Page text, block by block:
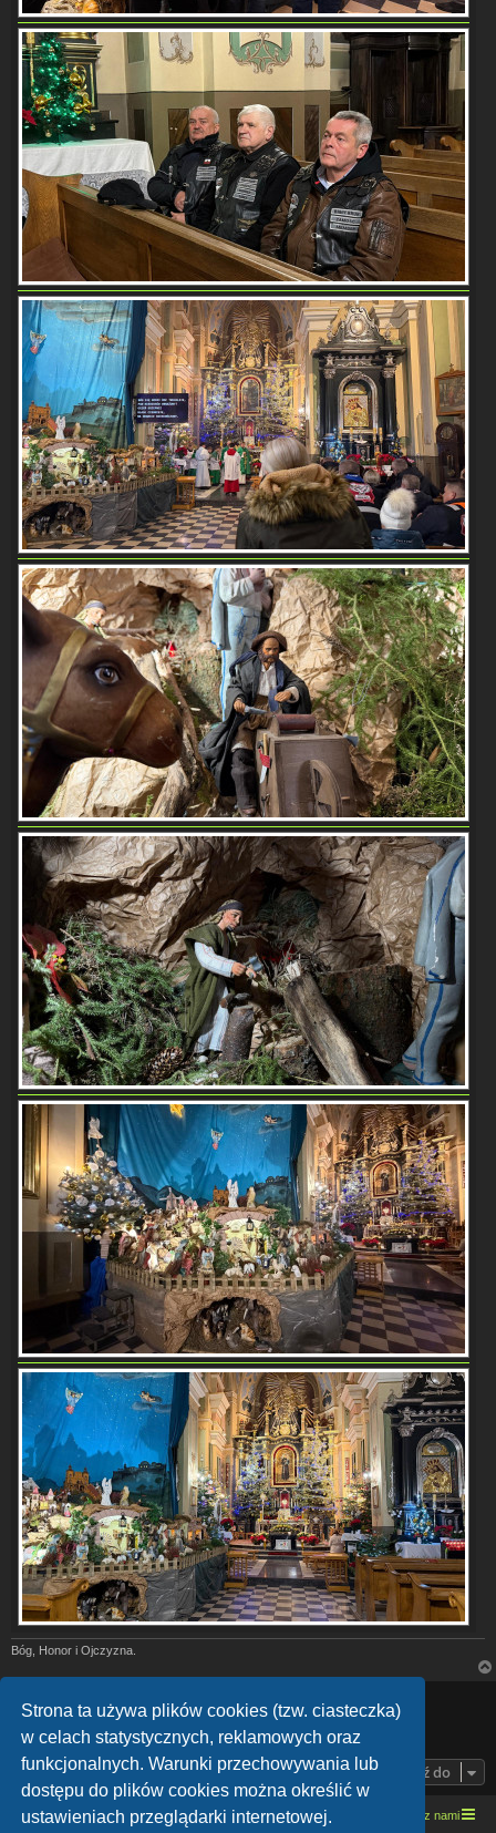
Strona ta używa plików cookies (tzw. ciasteczka)
w celach statystycznych, reklamowych oraz
funkcjonalnych. Warunki przechowywania lub
dostępu do plików cookies można określić w
ustawieniach przeglądarki internetowej.
Bóg, Honor i Ojczyzna.
ODPOWIEDZ
Posty: 2 • Strona1z1
Przejdź do
Strona domowa Kresowe forum motocyklowe Kontakt z nami